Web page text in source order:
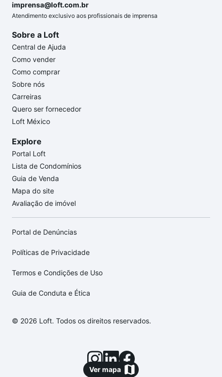
Ver mapa
imprensa@loft.com.br
Atendimento exclusivo aos profissionais de imprensa
Sobre a Loft
Central de Ajuda
Como vender
Como comprar
Sobre nós
Carreiras
Quero ser fornecedor
Loft México
Explore
Portal Loft
Lista de Condomínios
Guia de Venda
Mapa do site
Avaliação de imóvel
Portal de Denúncias
Políticas de Privacidade
Termos e Condições de Uso
Guia de Conduta e Ética
© 2026 Loft. Todos os direitos reservados.